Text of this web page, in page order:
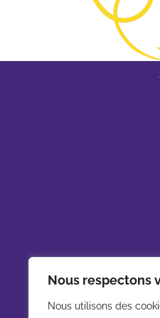
Nous respectons
Nous utilisons des